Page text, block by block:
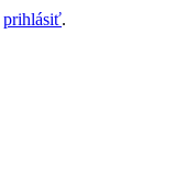
prihlásiť.